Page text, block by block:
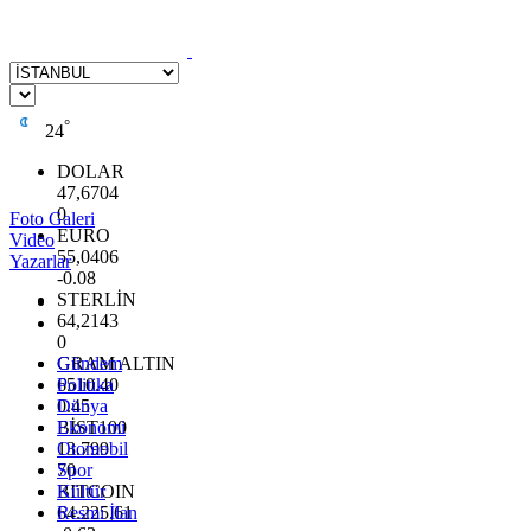
24°
DOLAR
47,6704
0
EURO
55,0406
-0.08
STERLİN
64,2143
0
GRAM ALTIN
6510.40
0.45
BİST100
13.799
70
BITCOIN
64.225,61
Foto Galeri
Video
Yazarlar
Gündem
Politika
Dünya
Ekonomi
Otomobil
Spor
Kültür
Resmi İlan